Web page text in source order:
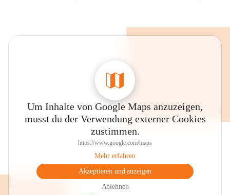
Um Inhalte von Google Maps anzuzeigen,
musst du der Verwendung externer Cookies
zustimmen.
https://www.google.com/maps
Mehr erfahren
Akzeptieren und anzeigen
Ablehnen